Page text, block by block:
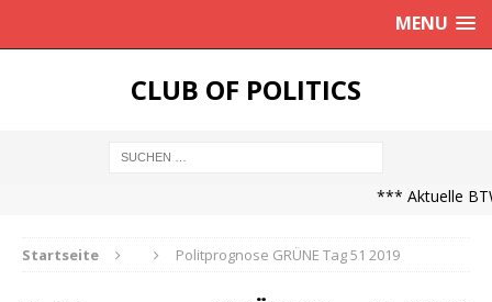
MENU
CLUB OF POLITICS
*** Aktuelle
Startseite Politprognose GRÜNE Tag 51 2019